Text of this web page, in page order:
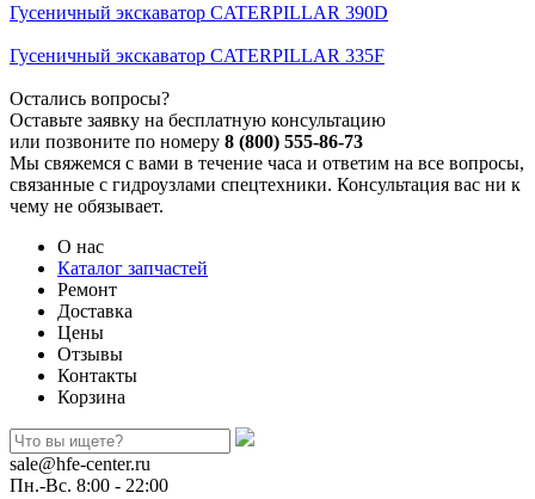
Гусеничный экскаватор CATERPILLAR 390D
Гусеничный экскаватор CATERPILLAR 335F
Остались вопросы?
Оставьте заявку на бесплатную консультацию
или позвоните по номеру 8 (800) 555-86-73
Мы свяжемся с вами в течение часа и ответим на все вопросы,
связанные с гидроузлами спецтехники. Консультация вас ни к
чему не обязывает.
О нас
Каталог запчастей
Ремонт
Доставка
Цены
Отзывы
Контакты
Корзина
sale@hfe-center.ru
Пн.-Вс. 8:00 - 22:00